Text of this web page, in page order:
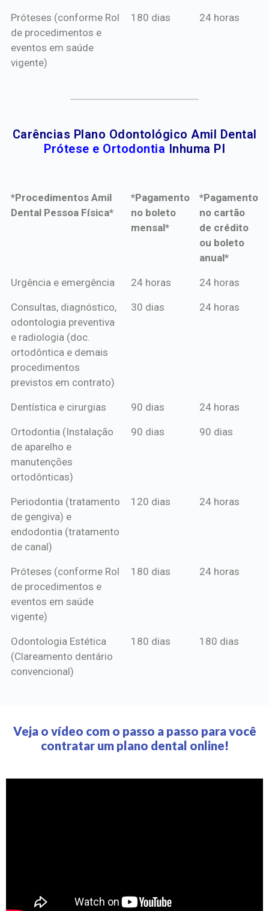
Próteses (conforme Rol
de procedimentos e
eventos em saúde
vigente)
180 dias 24 horas
Carências Plano Odontológico Amil Dental
Prótese e Ortodontia Inhuma PI
*Procedimentos Amil
Dental Pessoa Física*
*Pagamento
no boleto
mensal*
*Pagamento
no cartão
de crédito
ou boleto
anual*
*Procedimentos Amil
*Pagamento
mensal*
*Pagamento
de crédito
Urgência e emergência 24 horas 24 horas
Consultas, diagnóstico,
odontologia preventiva
e radiologia (doc.
ortodôntica e demais
procedimentos
previstos em contrato)
30 dias 24 horas
Dentística e cirurgias 90 dias 24 horas
Ortodontia (Instalação
de aparelho e
manutenções
ortodônticas)
90 dias 90 dias
Periodontia (tratamento
de gengiva) e
endodontia (tratamento
de canal)
120 dias 24 horas
Próteses (conforme Rol
de procedimentos e
eventos em saúde
vigente)
180 dias 24 horas
Odontologia Estética
(Clareamento dentário
convencional)
180 dias 180 dias
Veja o vídeo com o passo a passo para você
contratar um plano dental online!